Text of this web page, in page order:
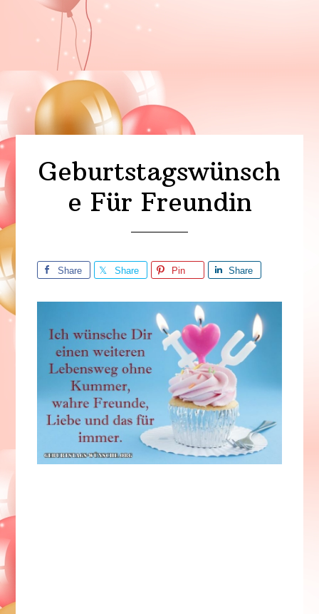
Geburtstagswünsch
e Für Freundin
Share Share Pin Share